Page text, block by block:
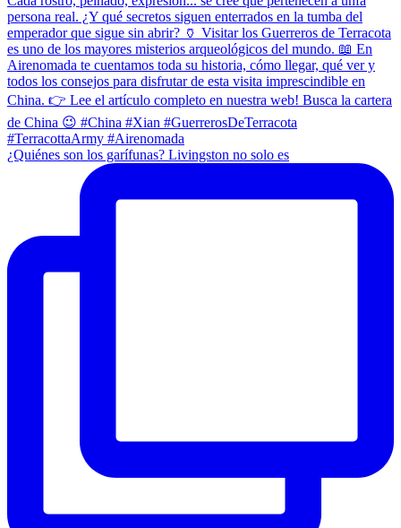
¿Quiénes son los garífunas? Livingston no solo es